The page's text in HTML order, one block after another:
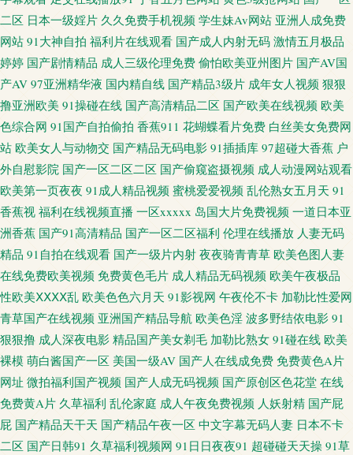
丝在线 成人品人妻久久 久久精品久久精 天天综合素质快播 91爱爱网站 午夜
电影日韩 菠萝AV免费 www9热 欧美性爱www 日本肏屄视频 少妇社区 avtt五
月香 免费看片操 97亚洲资源总站 久久国产三级久久 精品69麻豆 A级论理片
黄色伊人 免费在线成人网 天天干天天日 91福利微拍导航 97视频8 国产精品
蜜芽AV 91网精品 超碰性爱 国产影院 日本女人日叉网站 亚洲欧美另类性爱
人人爱人人操 探花电影 香蕉网伊人 www97人妻 福利址老司机选集 精品91
青青视屏 微拍福利一二区 亚洲中文字幕aw 啊v网站 福利啪啪 精品国产欧美
日韩 欧美做爱导航 五月天91视频 91黄色仓库 a片含羞草 含羞草av在线 欧美
日黄 婷婷五月份视频 97超碰人人草 成人AV在线资源 久草综合网 欧美性爱亚
州影院 亚洲免费成人片 91精品视频网 成人精品AV 黄色小网站入口站 欧洲激
情综合 午夜日韩AB 91黄在线观看网 超碰97极品9 无码h片 大香蕉资源网 狼
二区 日本一级婬片 久久免费手机视频 学生妹Av网站 亚洲人成免费
网站 91大神自拍 福利片在线观看 国产成人内射无码 激情五月极品
婷婷 国产剧情精品 成人三级伦理免费 偷怕欧美亚州图片 国产AV国
产AV 97亚洲精华液 国内精自线 国产精品3级片 成年女人视频 狠狠
撸亚洲欧美 91操碰在线 国产高清精品二区 国产欧美在线视频 欧美
色综合网 91国产自拍偷拍 香蕉911 花蝴蝶看片免费 白丝美女免费网
站 欧美女人与动物交 国产精品无码电影 91插插库 97超碰大香蕉 户
外自慰影院 国产一区二区二区 国产偷窥盗摄视频 成人动漫网站观看
欧美第一页夜夜 91成人精品视频 蜜桃爱爱视频 乱伦熟女五月天 91
香蕉视 福利在线视频直播 一区xxxxx 岛国大片免费视频 一道日本亚
洲香蕉 国产91高清精品 国产一区二区福利 伦理在线播放 人妻无码
精品 91自拍在线观看 国产一级片内射 夜夜骑青青草 欧美色图人妻
在线免费欧美视频 免费黄色毛片 成人精品无码视频 欧美午夜极品
性欧美ⅩⅩⅩⅩ乱 欧美色色六月天 91影视网 午夜伦不卡 加勒比性爱网
青草国产在线视频 亚洲国产精品导航 欧美色淫 波多野结依电影 91
狠狠撸 成人深夜电影 精品国产美女剃毛 加勒比熟女 91碰在线 欧美
裸模 萌白酱国产一区 美国一级AV 国产人在线成免费 免费黄色A片
网址 微拍福利国产视频 国产人成无码视频 国产原创区色花堂 在线
免费黄A片 久草福利 乱伦家庭 成人午夜免费视频 人妖射精 国产屁
屁 国产精品天干天 国产精品午夜一区 中文字幕无码人妻 日本不卡
二区 国产日韩91 久草福利视频网 91日日夜夜91 超碰碰天天操 91草